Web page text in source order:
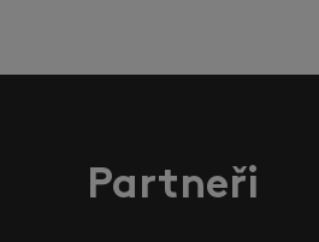
Partneři